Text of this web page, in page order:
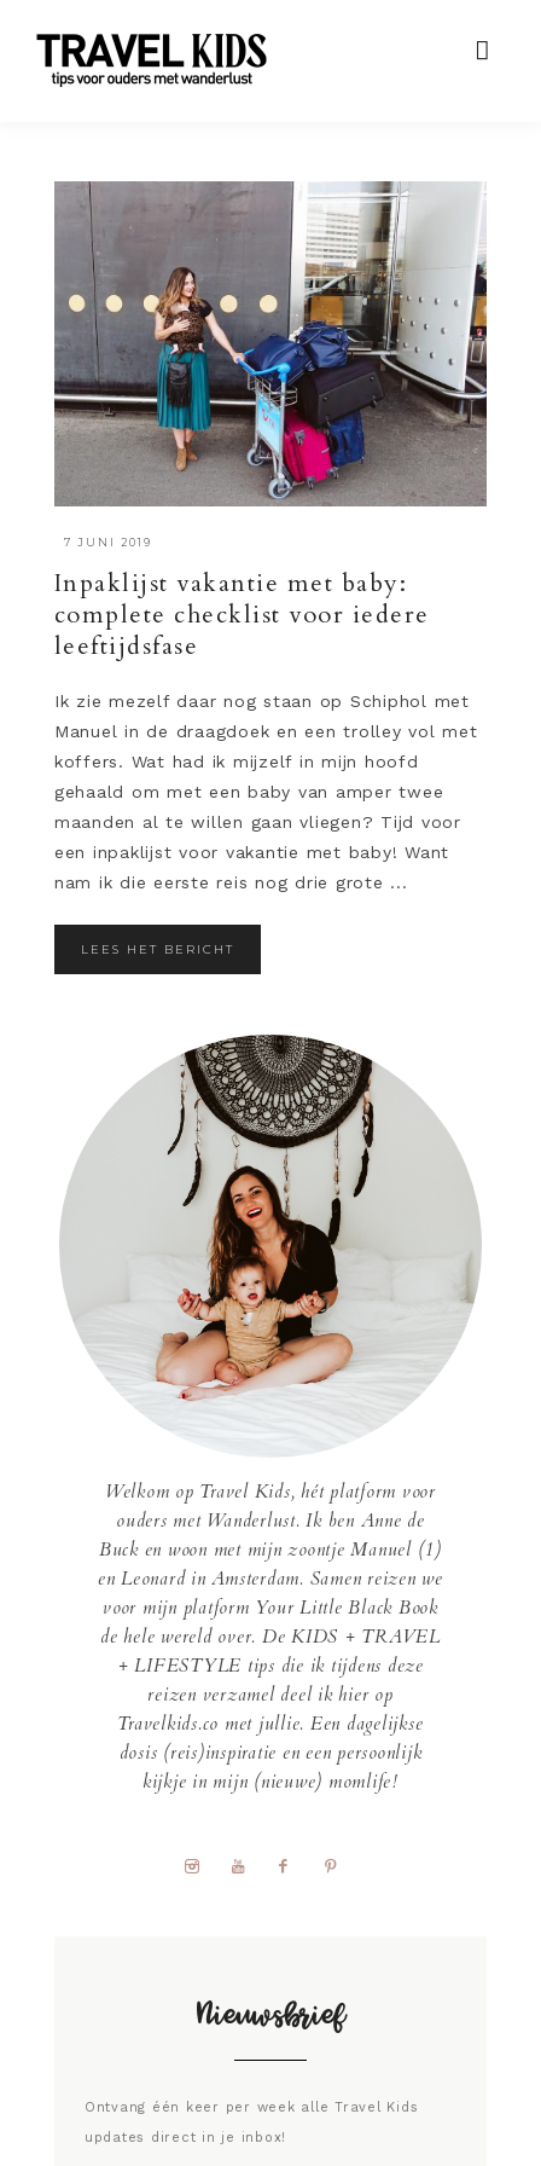
7 JUNI 2019
Inpaklijst vakantie met baby:
complete checklist voor iedere
leeftijdsfase
Ik zie mezelf daar nog staan op Schiphol met
Manuel in de draagdoek en een trolley vol met
koffers. Wat had ik mijzelf in mijn hoofd
gehaald om met een baby van amper twee
maanden al te willen gaan vliegen? Tijd voor
een inpaklijst voor vakantie met baby! Want
nam ik die eerste reis nog drie grote ...
LEES HET BERICHT
Welkom op Travel Kids, hét platform voor
ouders met Wanderlust. Ik ben Anne de
Buck en woon met mijn zoontje Manuel (1)
en Leonard in Amsterdam. Samen reizen we
voor mijn platform Your Little Black Book
de hele wereld over. De KIDS + TRAVEL
+ LIFESTYLE tips die ik tijdens deze
reizen verzamel deel ik hier op
Travelkids.co met jullie. Een dagelijkse
dosis (reis)inspiratie en een persoonlijk
kijkje in mijn (nieuwe) momlife!
Nieuwsbrief
Ontvang één keer per week alle Travel Kids
updates direct in je inbox!